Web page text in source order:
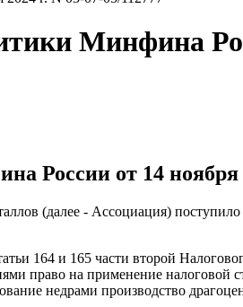
Минфина
России от 14 ноября
(далее - Ассоциация)
164 и 165 части второй
право на применение налоговой
недрами производство